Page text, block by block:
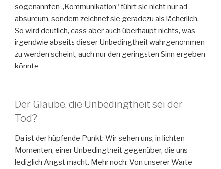
sogenannten „Kommunikation“ führt sie nicht nur ad
absurdum, sondern zeichnet sie geradezu als lächerlich.
So wird deutlich, dass aber auch überhaupt nichts, was
irgendwie abseits dieser Unbedingtheit wahrgenommen
zu werden scheint, auch nur den geringsten Sinn ergeben
könnte.
Der Glaube, die Unbedingtheit sei der
Tod?
Da ist der hüpfende Punkt: Wir sehen uns, in lichten
Momenten, einer Unbedingtheit gegenüber, die uns
lediglich Angst macht. Mehr noch: Von unserer Warte